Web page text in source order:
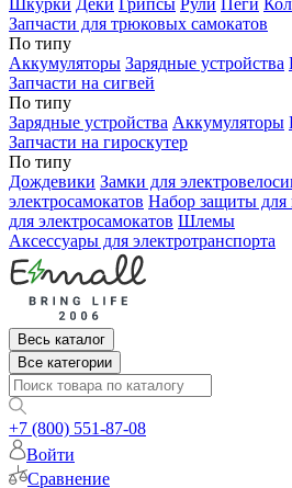
Шкурки Деки Грипсы Рули Пеги
Запчасти для трюковых самокатов
По типу
Аккумуляторы Зарядные устройства
Запчасти на сигвей
По типу
Зарядные устройства Аккумуляторы
Запчасти на гироскутер
По типу
Дождевики Замки для
электросамокатов Набор защиты для
для электросамокатов Шлемы
Аксессуары для электротранспорта
Весь каталог
Все категории
+7 (800) 551-87-08
Войти
Сравнение